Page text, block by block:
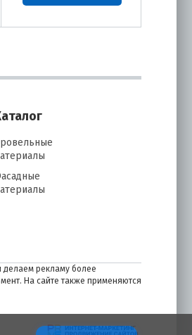
делаем рекламу более
На сайте также применяются